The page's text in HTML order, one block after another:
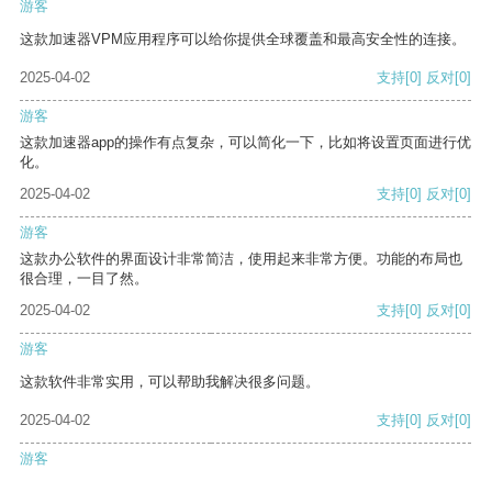
游客
这款加速器VPM应用程序可以给你提供全球覆盖和最高安全性的连接。
2025-04-02 支持[0] 反对[0]
游客
这款加速器app的操作有点复杂，可以简化一下，比如将设置页面进行优
化。
2025-04-02
支持[0] 反对[0]
游客
这款办公软件的界面设计非常简洁，使用起来非常方便。功能的布局也
很合理，一目了然。
2025-04-02
支持[0] 反对[0]
游客
这款软件非常实用，可以帮助我解决很多问题。
2025-04-02 支持[0] 反对[0]
游客